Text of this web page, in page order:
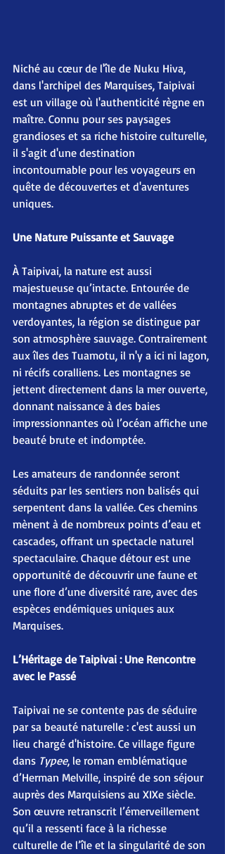
Niché au cœur de l'île de Nuku Hiva,
dans l'archipel des Marquises, Taipivai
est un village où l'authenticité règne en
maître. Connu pour ses paysages
grandioses et sa riche histoire culturelle,
il s'agit d'une destination
incontournable pour les voyageurs en
quête de découvertes et d'aventures
uniques.
Une Nature Puissante et Sauvage
À Taipivai, la nature est aussi
majestueuse qu’intacte. Entourée de
montagnes abruptes et de vallées
verdoyantes, la région se distingue par
son atmosphère sauvage. Contrairement
aux îles des Tuamotu, il n'y a ici ni lagon,
ni récifs coralliens. Les montagnes se
jettent directement dans la mer ouverte,
donnant naissance à des baies
impressionnantes où l’océan affiche une
beauté brute et indomptée.
Les amateurs de randonnée seront
séduits par les sentiers non balisés qui
serpentent dans la vallée. Ces chemins
mènent à de nombreux points d’eau et
cascades, offrant un spectacle naturel
spectaculaire. Chaque détour est une
opportunité de découvrir une faune et
une flore d’une diversité rare, avec des
espèces endémiques uniques aux
Marquises.
L’Héritage de Taipivai : Une Rencontre
avec le Passé
Taipivai ne se contente pas de séduire
par sa beauté naturelle : c'est aussi un
lieu chargé d'histoire. Ce village figure
dans Typee, le roman emblématique
d’Herman Melville, inspiré de son séjour
auprès des Marquisiens au XIXe siècle.
Son œuvre retranscrit l’émerveillement
qu’il a ressenti face à la richesse
culturelle de l’île et la singularité de son